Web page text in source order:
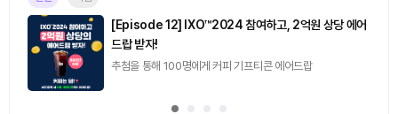
[토큰포스트] 기사 퀴즈 658회차
2026.08.07 (금) ~ 2026.08.08 (토)